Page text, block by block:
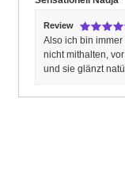
Review
Also ich bin
nicht mithalten,
und sie glänzt